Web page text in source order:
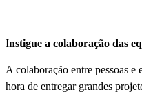
Instigue a colaboração das
A colaboração entre pessoas e
hora de entregar grandes